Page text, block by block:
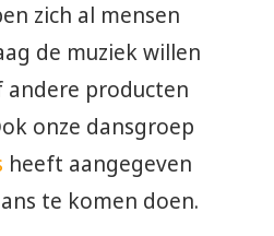
zich al mensen
de muziek willen
producten
onze dansgroep
heeft aangegeven
te komen doen.